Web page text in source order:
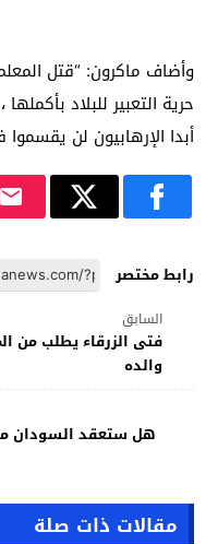
وأضاف ماكرون: “قتل
حرية التعبير للبلاد بأكملها
أبدا الإرهابيون لن
رابط مختصر
السابق
فتى الزرقاء يطلب من
والده
هل ستعقد السودان
مقالات ذات صلة